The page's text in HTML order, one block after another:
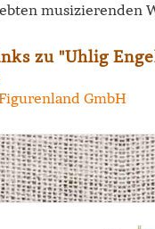
musizierenden
zu "Uhlig
GmbH